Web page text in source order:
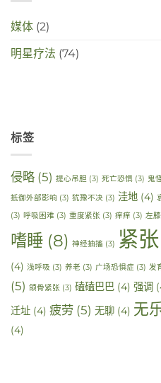
媒体 (2)
明星疗法 (74)
标签
侵略 (5) 提心吊胆 (3) 死亡恐惧 (3) 鬼
抵御外部影响 (3) 犹豫不决 (3) 洼地 (4)
(3) 呼吸困难 (3) 重度紧张 (3) 痒痒 (3) 左
嗜睡 (8) 神经抽搐 (3) 紧张
(4) 浅呼吸 (3) 养老 (3) 广场恐惧症 (3) 发
(5) 颌骨紧张 (3) 磕磕巴巴 (4) 强调
迁址 (4) 疲劳 (5) 无聊 (4) 无
(4)